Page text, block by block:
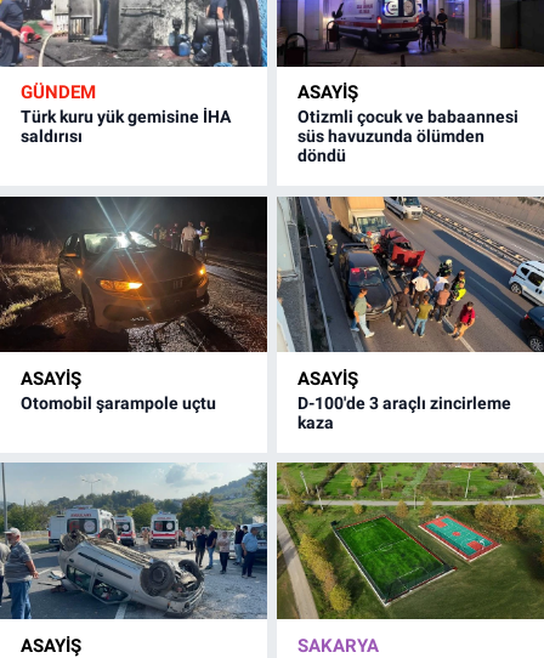
GÜNDEM
Türk kuru yük gemisine İHA
saldırısı
ASAYİŞ
Otizmli çocuk ve babaannesi
süs havuzunda ölümden
döndü
ASAYİŞ
Otomobil şarampole uçtu
ASAYİŞ
D-100'de 3 araçlı zincirleme
kaza
ASAYİŞ SAKARYA